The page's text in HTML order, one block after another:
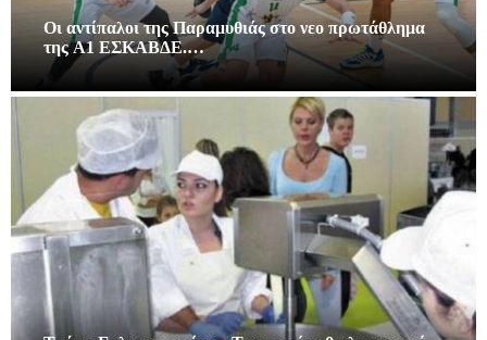
Οι αντίπαλοι της Παραμυθιάς στο νεο πρωτάθλημα
της A1 ΕΣΚΑΒΔΕ.…